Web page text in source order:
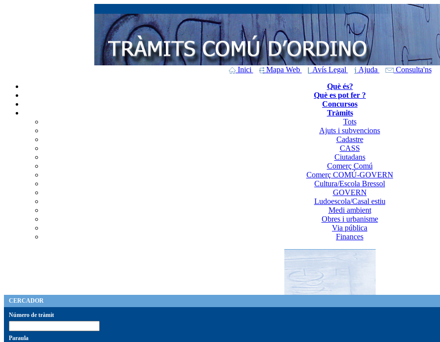
Inici Mapa Web Avís Legal Ajuda
Consulta'ns
Què és?
Què es pot fer ?
Concursos
Tràmits
Tots
Ajuts i subvencions
Cadastre
CASS
Ciutadans
Comerç Comú
Comerç COMÚ-GOVERN
Cultura/Escola Bressol
GOVERN
Ludoescola/Casal estiu
Medi ambient
Obres i urbanisme
Via pública
Finances
CERCADOR
Número de tràmit
Paraula